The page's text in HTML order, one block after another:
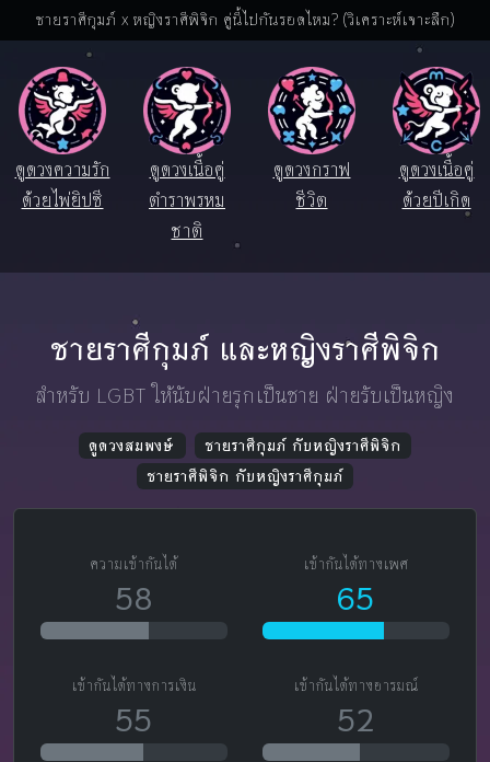
ชายราศีกุมภ์ x หญิงราศีพิจิก คู่นี้ไปกันรอดไหม? (วิเคราะห์เจาะลึก)
ดูดวงความรัก
ด้วยไพ่ยิปซี
ดูดวงเนื้อคู่
ตำราพรหม
ชาติ
ดูดวงกราฟ
ชีวิต
ดูดวงเนื้อคู่
ด้วยปีเกิด
ชายราศีกุมภ์ และหญิงราศีพิจิก
สำหรับ LGBT ให้นับฝ่ายรุกเป็นชาย ฝ่ายรับเป็นหญิง
ดูดวงสมพงษ์
ชายราศีกุมภ์ กับหญิงราศีพิจิก
ชายราศีพิจิก กับหญิงราศีกุมภ์
ความเข้ากันได้
58
เข้ากันได้ทางเพศ
65
เข้ากันได้ทางการเงิน
55
เข้ากันได้ทางอารมณ์
52